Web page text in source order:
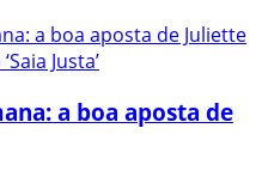
a boa aposta de